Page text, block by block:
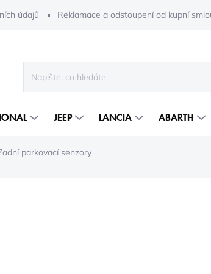
údajů Reklamace a odstoupení od kupní
JEEP LANCIA ABARTH
parkovací senzory